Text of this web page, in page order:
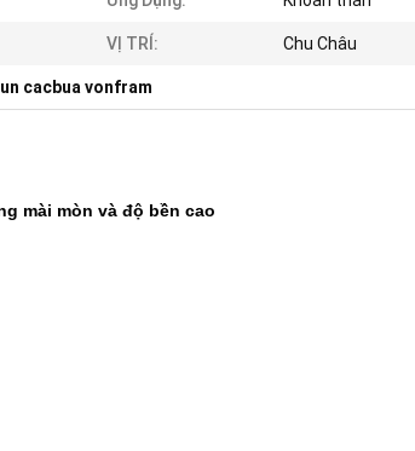
VỊ TRÍ: Chu Châu
cacbua vonfram
mài mòn và độ bền cao